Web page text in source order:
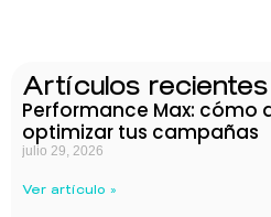
Artículos recientes
Performance Max: cómo
optimizar tus campañas
julio 29, 2026
Ver artículo »